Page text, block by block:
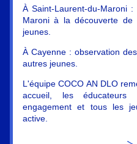
À Saint-Laurent-du-Maroni
Maroni à la découverte
jeunes.
À Cayenne : observation
autres jeunes.
L'équipe COCO AN DLO
accueil, les
engagement et tous les
active.